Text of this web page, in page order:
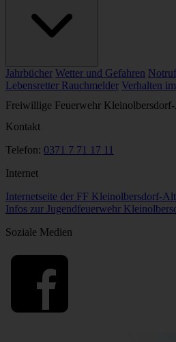
Jahrbücher Wetter und Gefahren
Lebensretter Rauchmelder Verhalten
Freiwillige Feuerwehr
Kontakt
Telefon: 0371 7 71 17 11
Internet
Internetseite der FF Kleinolbersdorf-
Infos zur Jugendfeuerwehr
Soziale Medien